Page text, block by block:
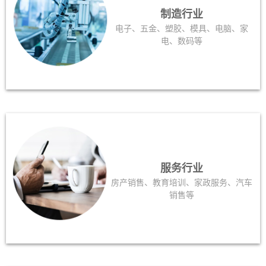
制造行业
电子、五金、塑胶、模具、电脑、家
电、数码等
服务行业
房产销售、教育培训、家政服务、汽车
销售等